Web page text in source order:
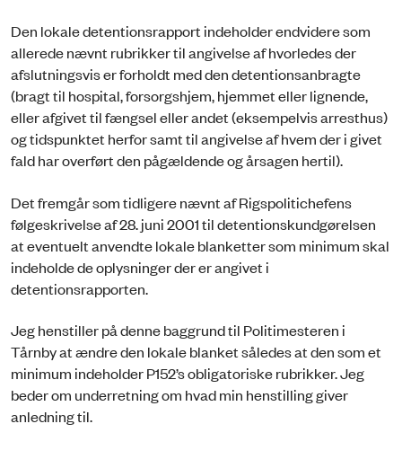
Den lokale detentionsrapport indeholder endvidere som
allerede nævnt rubrikker til angivelse af hvorledes der
afslutningsvis er forholdt med den detentionsanbragte
(bragt til hospital, forsorgshjem, hjemmet eller lignende,
eller afgivet til fængsel eller andet (eksempelvis arresthus)
og tidspunktet herfor samt til angivelse af hvem der i givet
fald har overført den pågældende og årsagen hertil).
Det fremgår som tidligere nævnt af Rigspolitichefens
følgeskrivelse af 28. juni 2001 til detentionskundgørelsen
at eventuelt anvendte lokale blanketter som minimum skal
indeholde de oplysninger der er angivet i
detentionsrapporten.
Jeg henstiller på denne baggrund til Politimesteren i
Tårnby at ændre den lokale blanket således at den som et
minimum indeholder P152’s obligatoriske rubrikker. Jeg
beder om underretning om hvad min henstilling giver
anledning til.